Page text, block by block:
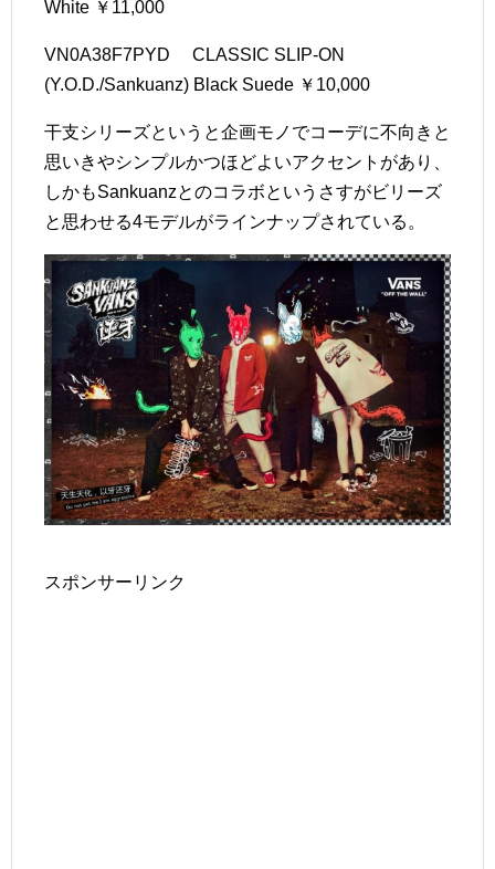
White ￥11,000
VN0A38F7PYD CLASSIC SLIP-ON
(Y.O.D./Sankuanz) Black Suede ￥10,000
干支シリーズというと企画モノでコーデに不向きと
思いきやシンプルかつほどよいアクセントがあり、
しかもSankuanzとのコラボというさすがビリーズ
と思わせる4モデルがラインナップされている。
スポンサーリンク